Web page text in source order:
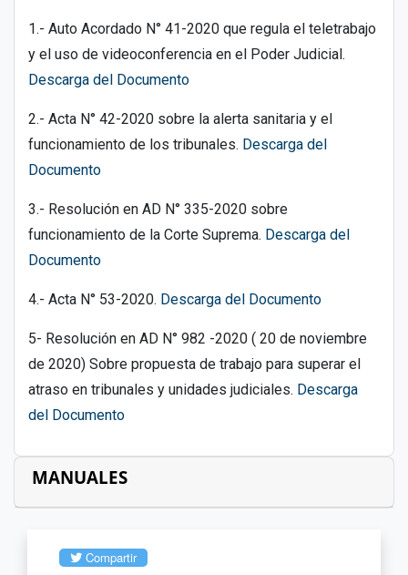
1.- Auto Acordado N° 41-2020 que regula el teletrabajo
y el uso de videoconferencia en el Poder Judicial.
Descarga del Documento
2.- Acta N° 42-2020 sobre la alerta sanitaria y el
funcionamiento de los tribunales. Descarga del
Documento
3.- Resolución en AD N° 335-2020 sobre
funcionamiento de la Corte Suprema. Descarga del
Documento
4.- Acta N° 53-2020. Descarga del Documento
5- Resolución en AD N° 982 -2020 ( 20 de noviembre
de 2020) Sobre propuesta de trabajo para superar el
atraso en tribunales y unidades judiciales. Descarga
del Documento
MANUALES
Compartir